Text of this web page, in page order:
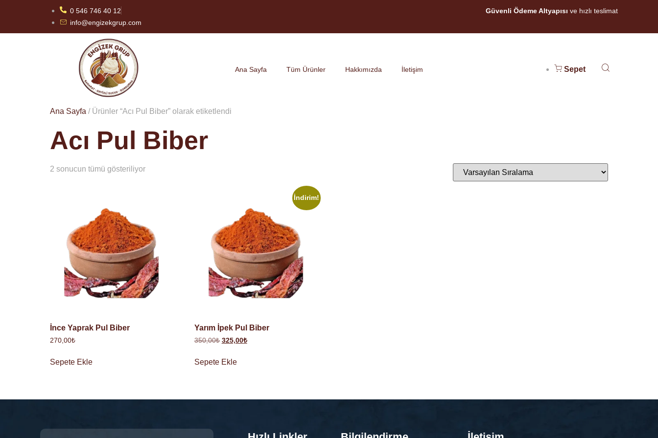
0 546 746 40 12
info@engizekgrup.com
Güvenli Ödeme Altyapısı ve hızlı teslimat
Ana Sayfa Tüm Ürünler Hakkımızda İletişim Sepet
Ana Sayfa / Ürünler “Acı Pul Biber” olarak etiketlendi
Acı Pul Biber
2 sonucun tümü gösteriliyor
İnce Yaprak Pul Biber
270,00₺
Sepete Ekle
İndirim!
Yarım İpek Pul Biber
350,00₺ 325,00₺
Sepete Ekle